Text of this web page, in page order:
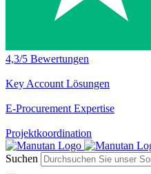
4,3/5 Bewertungen
Key Account Lösungen
E-Procurement Expertise
Projektkoordination
Suchen